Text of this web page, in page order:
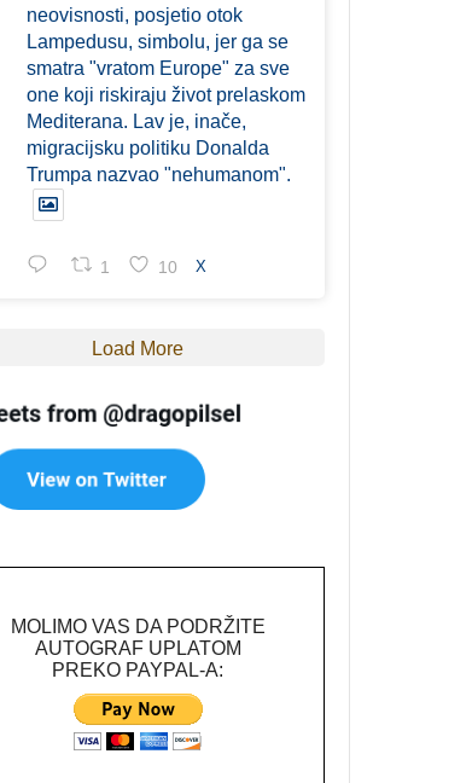
neovisnosti, posjetio otok
Lampedusu, simbolu, jer ga se
smatra "vratom Europe" za sve
one koji riskiraju život prelaskom
Mediterana. Lav je, inače,
migracijsku politiku Donalda
Trumpa nazvao "nehumanom".
1 10 X
Load More
MOLIMO VAS DA PODRŽITE
AUTOGRAF UPLATOM
PREKO PAYPAL-A: